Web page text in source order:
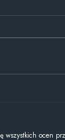
wszystkich ocen